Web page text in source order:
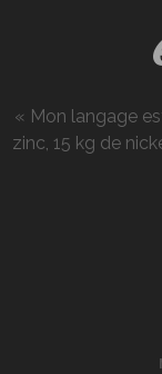
« Mon langage
zinc, 15 kg de